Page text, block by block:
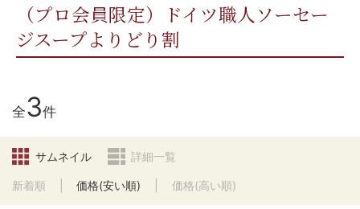
（プロ会員限定）ドイツ職人ソーセー
ジスープよりどり割
全3件
サムネイル 詳細一覧
新着順 価格(安い順) 価格(高い順)